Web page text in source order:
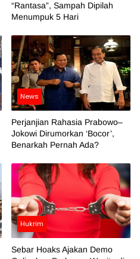
“Rantasa”, Sampah Dipilah
Menumpuk 5 Hari
News
Perjanjian Rahasia Prabowo–
Jokowi Dirumorkan ‘Bocor’,
Benarkah Pernah Ada?
Hukrim
Sebar Hoaks Ajakan Demo